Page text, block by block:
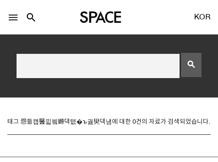
menu search KOR
search
태그 怨듦컙醫낇빀嫄댁텞�ъ궗臾댁냼에 대한 0건의 자료가 검색되었습니다.